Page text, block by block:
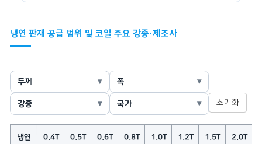
냉연 판재 공급 범위 및 코일 주요 강종·제조사
두께 폭
강종 국가 초기화
냉연 0.4T 0.5T 0.6T 0.8T 1.0T 1.2T 1.5T 2.0T